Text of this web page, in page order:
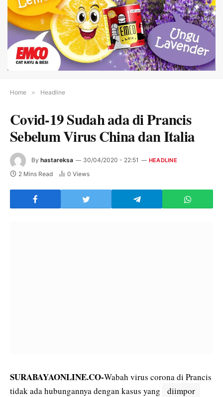
Home » Headline
Covid-19 Sudah ada di Prancis
Sebelum Virus China dan Italia
By hastareksa 30/04/2020 - 22:51 HEADLINE
2 Mins Read 0 Views
SURABAYAONLINE.CO-Wabah virus corona di Prancis
tidak ada hubungannya dengan kasus yang
diimpor